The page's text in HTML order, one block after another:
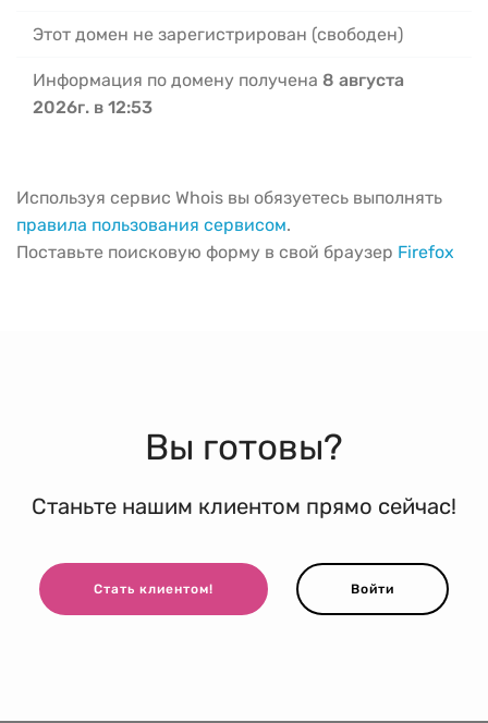
Этот домен не зарегистрирован (свободен)
Информация по домену получена 8 августа
2026г. в 12:53
Используя сервис Whois вы обязуетесь выполнять
правила пользования сервисом.
Поставьте поисковую форму в свой браузер Firefox
Вы готовы?
Станьте нашим клиентом прямо сейчас!
Стать клиентом! Войти